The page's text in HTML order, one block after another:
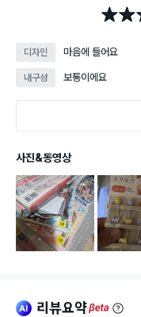
별점 4.8
디자인 마음에 들어요
내구성 보통이에요
사진&동영상
ai 리뷰요약beta